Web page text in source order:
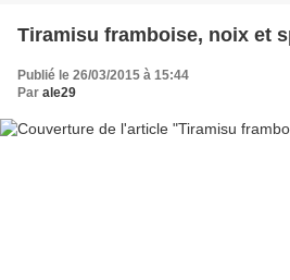
Tiramisu framboise, noix et
Publié le 26/03/2015 à 15:44
Par ale29